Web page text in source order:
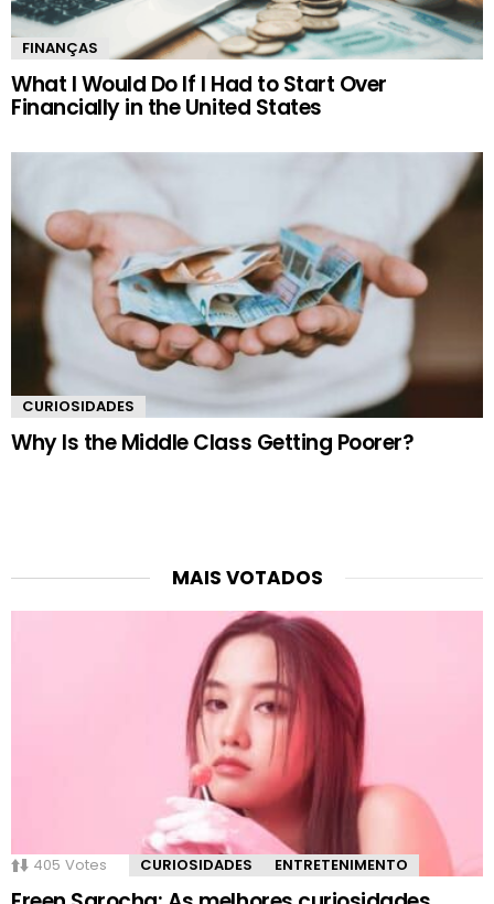
FINANÇAS
What I Would Do If I Had to Start Over
Financially in the United States
CURIOSIDADES
Why Is the Middle Class Getting Poorer?
MAIS VOTADOS
405 Votes CURIOSIDADES ENTRETENIMENTO